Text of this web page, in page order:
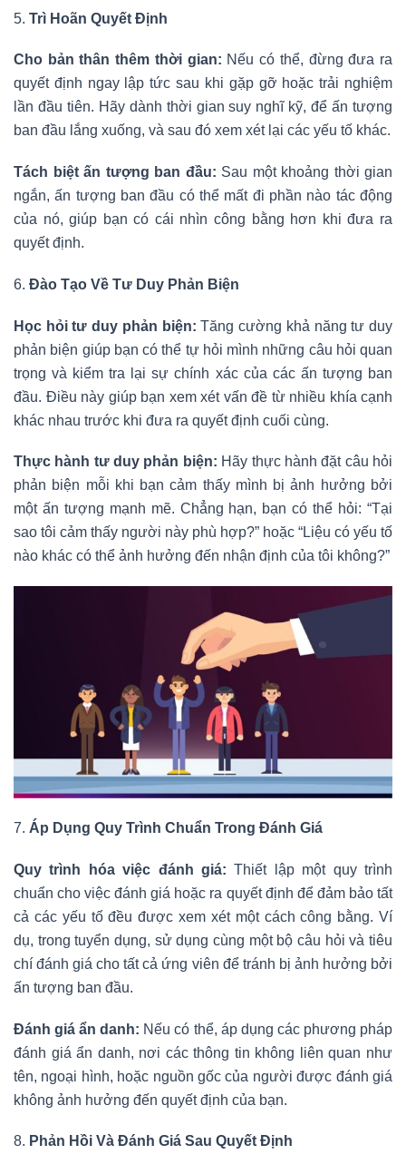
5. Trì Hoãn Quyết Định
Cho bản thân thêm thời gian: Nếu có thể, đừng đưa ra
quyết định ngay lập tức sau khi gặp gỡ hoặc trải nghiệm
lần đầu tiên. Hãy dành thời gian suy nghĩ kỹ, để ấn tượng
ban đầu lắng xuống, và sau đó xem xét lại các yếu tố khác.
Tách biệt ấn tượng ban đầu: Sau một khoảng thời gian
ngắn, ấn tượng ban đầu có thể mất đi phần nào tác động
của nó, giúp bạn có cái nhìn công bằng hơn khi đưa ra
quyết định.
6. Đào Tạo Về Tư Duy Phản Biện
Học hỏi tư duy phản biện: Tăng cường khả năng tư duy
phản biện giúp bạn có thể tự hỏi mình những câu hỏi quan
trọng và kiểm tra lại sự chính xác của các ấn tượng ban
đầu. Điều này giúp bạn xem xét vấn đề từ nhiều khía cạnh
khác nhau trước khi đưa ra quyết định cuối cùng.
Thực hành tư duy phản biện: Hãy thực hành đặt câu hỏi
phản biện mỗi khi bạn cảm thấy mình bị ảnh hưởng bởi
một ấn tượng mạnh mẽ. Chẳng hạn, bạn có thể hỏi: “Tại
sao tôi cảm thấy người này phù hợp?” hoặc “Liệu có yếu tố
nào khác có thể ảnh hưởng đến nhận định của tôi không?”
7. Áp Dụng Quy Trình Chuẩn Trong Đánh Giá
Quy trình hóa việc đánh giá: Thiết lập một quy trình
chuẩn cho việc đánh giá hoặc ra quyết định để đảm bảo tất
cả các yếu tố đều được xem xét một cách công bằng. Ví
dụ, trong tuyển dụng, sử dụng cùng một bộ câu hỏi và tiêu
chí đánh giá cho tất cả ứng viên để tránh bị ảnh hưởng bởi
ấn tượng ban đầu.
Đánh giá ẩn danh: Nếu có thể, áp dụng các phương pháp
đánh giá ẩn danh, nơi các thông tin không liên quan như
tên, ngoại hình, hoặc nguồn gốc của người được đánh giá
không ảnh hưởng đến quyết định của bạn.
8. Phản Hồi Và Đánh Giá Sau Quyết Định